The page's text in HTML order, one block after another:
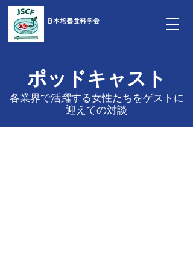
日本培養食料学会
ポッドキャスト
各業界で活躍する女性たちをゲストに
迎えての対談